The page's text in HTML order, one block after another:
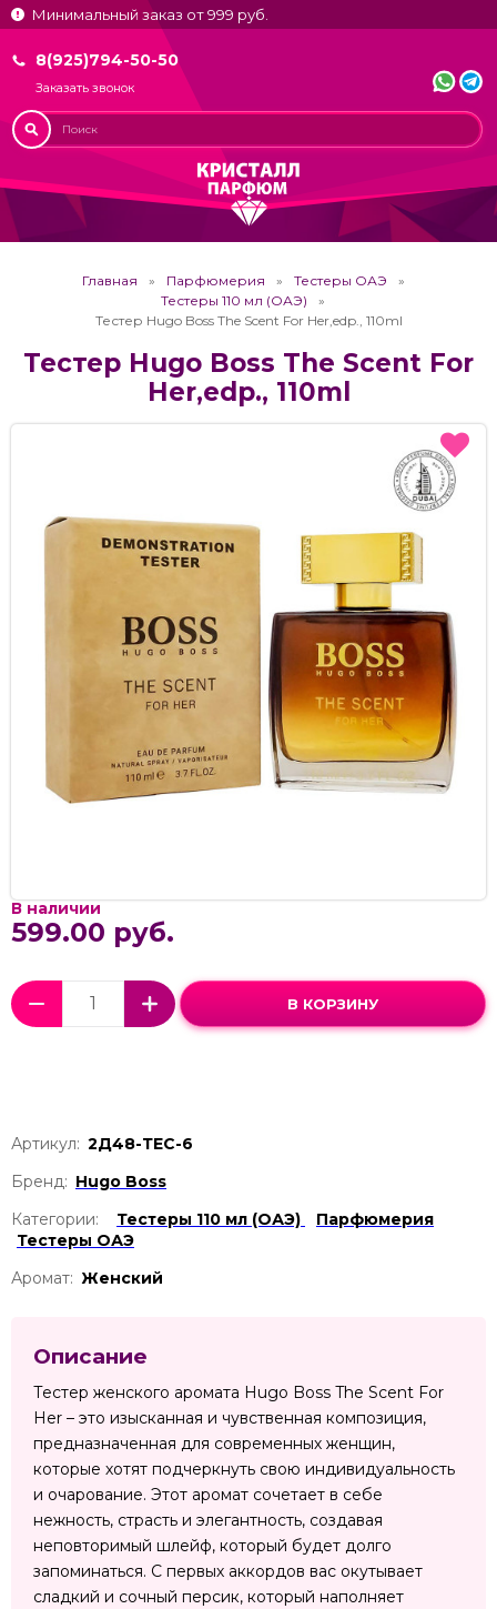
Минимальный заказ от 999 руб.
8(925)794-50-50
Заказать звонок
Главная Парфюмерия
Тестеры ОАЭ
Тестеры 110 мл (ОАЭ)
Тестер Hugo Boss The Scent For Her,edp., 110ml
Тестер Hugo Boss The Scent For
Her,edp., 110ml
В наличии
599.00 руб.
В КОРЗИНУ
Артикул: 2Д48-ТЕС-6
Бренд: Hugo Boss
Категории:
Тестеры 110 мл (ОАЭ)
Парфюмерия
Тестеры ОАЭ
Аромат: Женский
Описание
Тестер женского аромата Hugo Boss The Scent For
Her – это изысканная и чувственная композиция,
предназначенная для современных женщин,
которые хотят подчеркнуть свою индивидуальность
и очарование. Этот аромат сочетает в себе
нежность, страсть и элегантность, создавая
неповторимый шлейф, который будет долго
запоминаться. С первых аккордов вас окутывает
сладкий и сочный персик, который наполняет